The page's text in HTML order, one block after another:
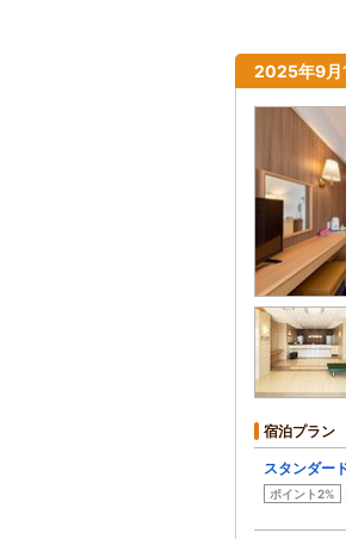
2025年9月
宿泊プラン
スタンダー
ポイント2%